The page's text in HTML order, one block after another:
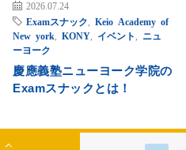
2026.07.24
Examスナック
Keio Academy of
New york
KONY イベント
ニュ
ーヨーク
慶應義塾ニューヨーク学院の
Examスナックとは！